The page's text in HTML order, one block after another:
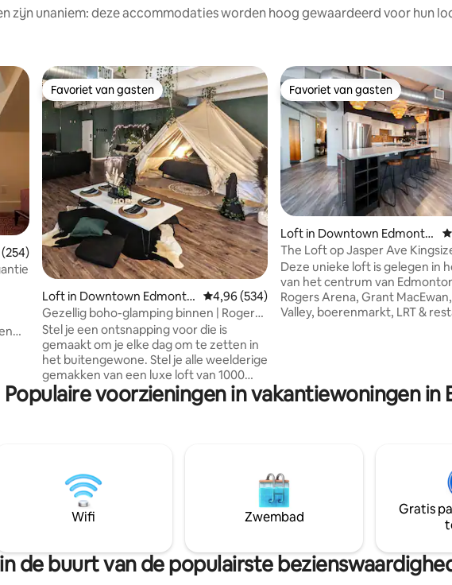
zijn unaniem: deze accommodaties worden hoog gewaardeerd voor hun
beoordeling van 4,94 op 5, 254 recensies
Favoriet van gasten
Favoriet van gasten
Loft in Downtown Edmonto
n
Gemiddelde beoordeling van 4,96 op 5, 534
4,96 (534)
Gezellig boho-glamping binnen | Rogers |
Gratis parkeergelegenheid
Stel je een ontsnapping voor die is
gemaakt om je elke dag om te zetten in
het buitengewone. Stel je alle weelderige
gemakken van een luxe loft van 1000
vierkante meter voor, omhuld in de
gezellige sfeer van een glampingtent
Save-on Foods, verleidelijke restaurants
en dicht bij de riviervallei, het terrein van
de wetgevende macht en West
Edmonton Mall. Je ontsnapping is slechts
een onvergetelijke ervaring!
Favoriet van gasten
Favoriet van gasten
Loft in Downtown Edmonto
n
The Loft op Jasper Ave
Airco en ondergrondse
Deze unieke loft is gelegen in
van het centrum van
Rogers Arena, Grant
Valley, boerenmarkt, LRT &
geeft. Aangepaste keuken,
airconditioning, spa-achtige
suite, ondergrondse
(kleine auto's en SUV's), Keurig,
Nespresso, open haard, enz.
Populaire voorzieningen in vakantiewoningen in
Wifi Zwembad
Gratis
de buurt van de populairste